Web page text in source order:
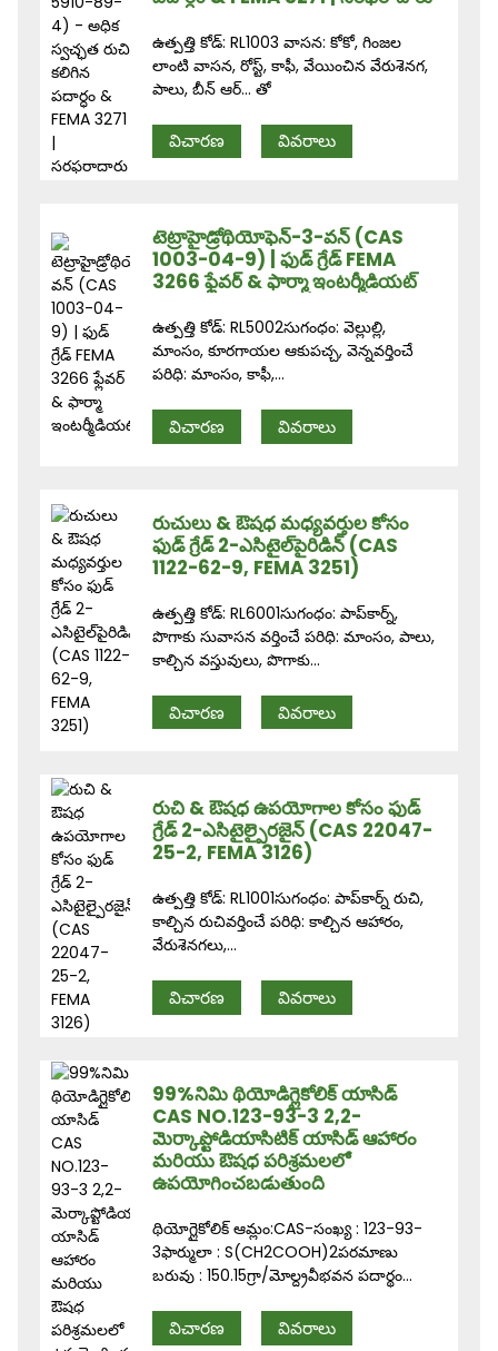
ఉత్పత్తి కోడ్: RL1003 వాసన: కోకో, గింజల
లాంటి వాసన, రోస్ట్, కాఫీ, వేయించిన వేరుశెనగ,
పాలు, బీన్ ఆర్... తో
విచారణ వివరాలు
టెట్రాహైడ్రోథియోఫెన్-3-వన్ (CAS
1003-04-9) | ఫుడ్ గ్రేడ్ FEMA
3266 ఫ్లేవర్ & ఫార్మా ఇంటర్మీడియట్
ఉత్పత్తి కోడ్: RL5002సుగంధం: వెల్లుల్లి,
మాంసం, కూరగాయల ఆకుపచ్చ, వెన్నవర్తించే
పరిధి: మాంసం, కాఫీ,...
విచారణ వివరాలు
రుచులు & ఔషధ మధ్యవర్తుల కోసం
ఫుడ్ గ్రేడ్ 2-ఎసిటైల్‌పైరిడిన్ (CAS
1122-62-9, FEMA 3251)
ఉత్పత్తి కోడ్: RL6001సుగంధం: పాప్‌కార్న్,
పొగాకు సువాసన వర్తించే పరిధి: మాంసం, పాలు,
కాల్చిన వస్తువులు, పొగాకు...
విచారణ వివరాలు
రుచి & ఔషధ ఉపయోగాల కోసం ఫుడ్
గ్రేడ్ 2-ఎసిటైల్పైరజైన్ (CAS 22047-
25-2, FEMA 3126)
ఉత్పత్తి కోడ్: RL1001సుగంధం: పాప్‌కార్న్ రుచి,
కాల్చిన రుచివర్తించే పరిధి: కాల్చిన ఆహారం,
వేరుశెనగలు,...
విచారణ వివరాలు
99%నిమి థియోడిగ్లైకోలిక్ యాసిడ్
CAS NO.123-93-3 2,2-
మెర్కాప్టోడియాసిటిక్ యాసిడ్ ఆహారం
మరియు ఔషధ పరిశ్రమలలో
ఉపయోగించబడుతుంది
థియోగ్లైకోలిక్ ఆమ్లం:CAS-సంఖ్య : 123-93-
3ఫార్ములా : S(CH2COOH)2పరమాణు
బరువు : 150.15గ్రా/మోల్ద్రవీభవన పదార్థం...
విచారణ వివరాలు